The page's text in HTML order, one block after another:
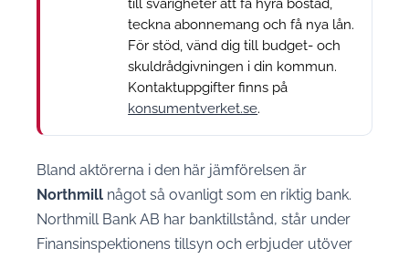
till svårigheter att få hyra bostad,
teckna abonnemang och få nya lån.
För stöd, vänd dig till budget- och
skuldrådgivningen i din kommun.
Kontaktuppgifter finns på
konsumentverket.se.
Bland aktörerna i den här jämförelsen är
Northmill något så ovanligt som en riktig bank.
Northmill Bank AB har banktillstånd, står under
Finansinspektionens tillsyn och erbjuder utöver